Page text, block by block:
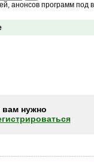
анонсов программ под
вам нужно